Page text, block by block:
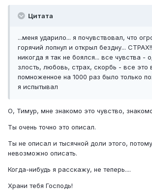
Цитата
...меня ударило... я почувствовал, что
горячий лопнул и открыл бездну...
никогда я так не боялся... все чувства -
злость, любовь, страх, скорбь - все это
помноженное на 1000 раз было только
я испытывал
О, Тимур, мне знакомо это чувство,
Ты очень точно это описал.
Ты не описал и тысячной доли этого,
невозможно описать.
Когда-нибудь я расскажу, не теперь....
Храни тебя Господь!